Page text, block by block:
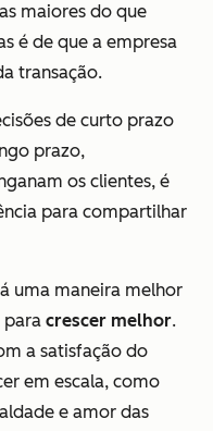
maiores do que
é de que a empresa
transação.
de curto prazo
prazo,
os clientes, é
para compartilhar
uma maneira melhor
para crescer melhor.
a satisfação do
em escala, como
e amor das